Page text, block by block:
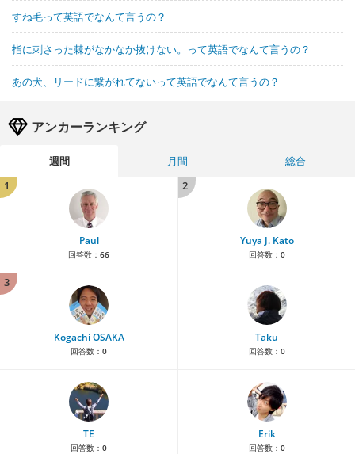
すね毛って英語でなんて言うの？
指に刺さった棘がなかなか抜けない。って英語でなんて言うの？
あの犬、リードに繋がれてないって英語でなんて言うの？
アンカーランキング
週間 月間
総合
1
Paul
回答数： 66
2
Yuya J. Kato
回答数： 0
3
Kogachi OSAKA
回答数： 0
Taku
回答数： 0
TE
回答数： 0
Erik
回答数： 0